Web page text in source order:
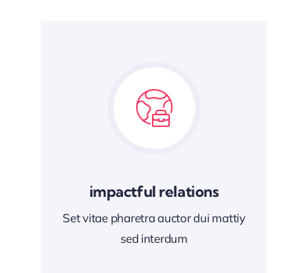
impactful relations
Set vitae pharetra auctor dui mattiy
sed interdum